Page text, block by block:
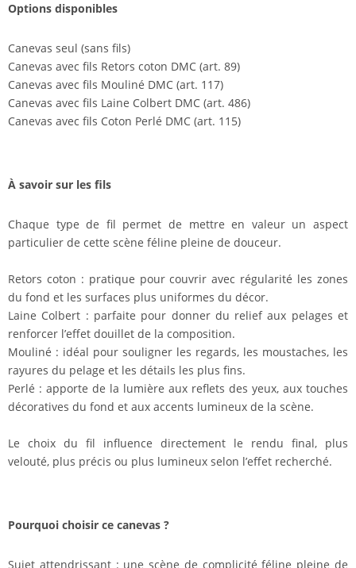
Options disponibles
Canevas seul (sans fils)
Canevas avec fils Retors coton DMC (art. 89)
Canevas avec fils Mouliné DMC (art. 117)
Canevas avec fils Laine Colbert DMC (art. 486)
Canevas avec fils Coton Perlé DMC (art. 115)
À savoir sur les fils
Chaque type de fil permet de mettre en valeur un aspect
particulier de cette scène féline pleine de douceur.
Retors coton : pratique pour couvrir avec régularité les zones
du fond et les surfaces plus uniformes du décor.
Laine Colbert : parfaite pour donner du relief aux pelages et
renforcer l’effet douillet de la composition.
Mouliné : idéal pour souligner les regards, les moustaches, les
rayures du pelage et les détails les plus fins.
Perlé : apporte de la lumière aux reflets des yeux, aux touches
décoratives du fond et aux accents lumineux de la scène.
Le choix du fil influence directement le rendu final, plus
velouté, plus précis ou plus lumineux selon l’effet recherché.
Pourquoi choisir ce canevas ?
Sujet attendrissant : une scène de complicité féline pleine de